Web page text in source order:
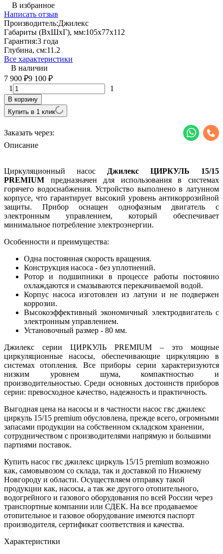
В избранное
Написать отзыв
Производитель:Джилекс
Габариты (ВхШхГ), мм:105x77x112
Гарантия:3 года
Глубина, см:11.2
Все характеристики
В наличии
7 900 ₽9 100 ₽
1 1
В корзину
Купить в 1 клик
Заказать через:
Описание
Циркуляционный насос Джилекс
ЦИРКУЛЬ 15/15
PREMIUM предназначен для использования в системах
горячего водоснабжения. Устройство выполнено в латунном
корпусе, что гарантирует высокий уровень антикоррозийной
защиты. Прибор оснащен однофазным двигатель с
электронным управлением, который обеспечивает
минимальное потребление электроэнергии.
Особенности и преимущества:
Одна постоянная скорость вращения.
Конструкция насоса - без уплотнений.
Ротор и подшипники в процессе работы постоянно
охлаждаются и смазываются перекачиваемой водой.
Корпус насоса изготовлен из латуни и не подвержен
коррозии.
Высокоэффективный экономичный электродвигатель с
электронным управлением.
Установочный размер - 80 мм.
Джилекс серии ЦИРКУЛЬ PREMIUM – это мощные
циркуляционные насосы, обеспечивающие циркуляцию в
системах отопления. Все приборы серии характеризуются
низким уровнем шума, компактностью и
производительностью. Среди основных достоинств приборов
серии: превосходное качество, надежность и практичность.
Выгодная цена на насосы и в частности насос гвс джилекс
циркуль 15/15 premium обусловлена, прежде всего, огромными
запасами продукции на собственном складском хранении,
сотрудничеством с производителями напрямую и большими
партиями поставок.
Купить насос гвс джилекс циркуль 15/15 premium возможно
как, самовывозом со склада, так и доставкой по Нижнему
Новгороду и области. Осуществляем отправку такой
продукции как, насосы, а так же другого отопительного,
водогрейного и газового оборудования по всей России через
транспортные компании или СДЕК. На все продаваемое
отопительное и газовое оборудование имеются паспорт
производителя, сертификат соответствия и качества.
Характеристики